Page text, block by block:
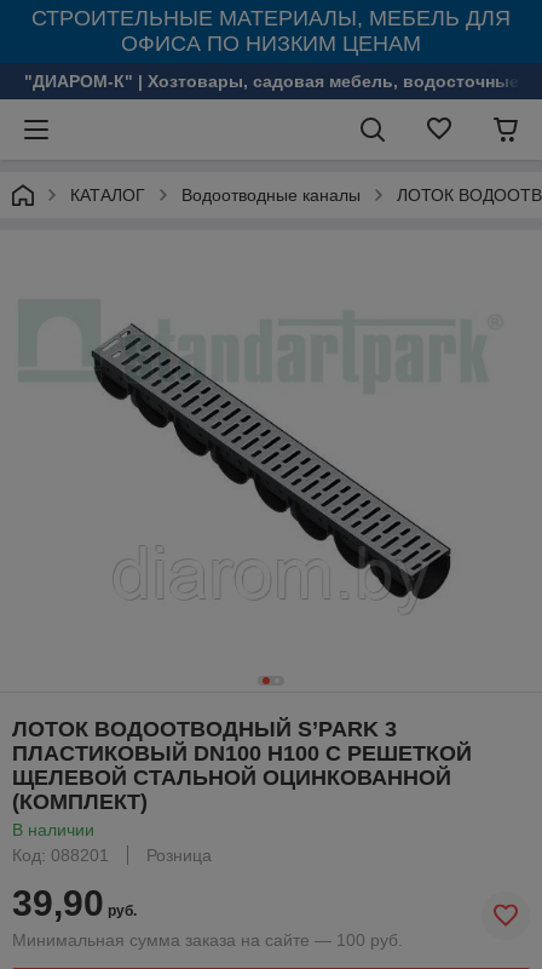
СТРОИТЕЛЬНЫЕ МАТЕРИАЛЫ, МЕБЕЛЬ ДЛЯ
ОФИСА ПО НИЗКИМ ЦЕНАМ
"ДИАРОМ-К" | Хозтовары, садовая мебель, водосточные
КАТАЛОГ Водоотводные каналы ЛОТОК
ЛОТОК ВОДООТВОДНЫЙ S’PARK 3
ПЛАСТИКОВЫЙ DN100 H100 С РЕШЕТКОЙ
ЩЕЛЕВОЙ СТАЛЬНОЙ ОЦИНКОВАННОЙ
(КОМПЛЕКТ)
В наличии
Код: 088201
Розница
39,90 руб.
Минимальная сумма заказа на сайте — 100 руб.